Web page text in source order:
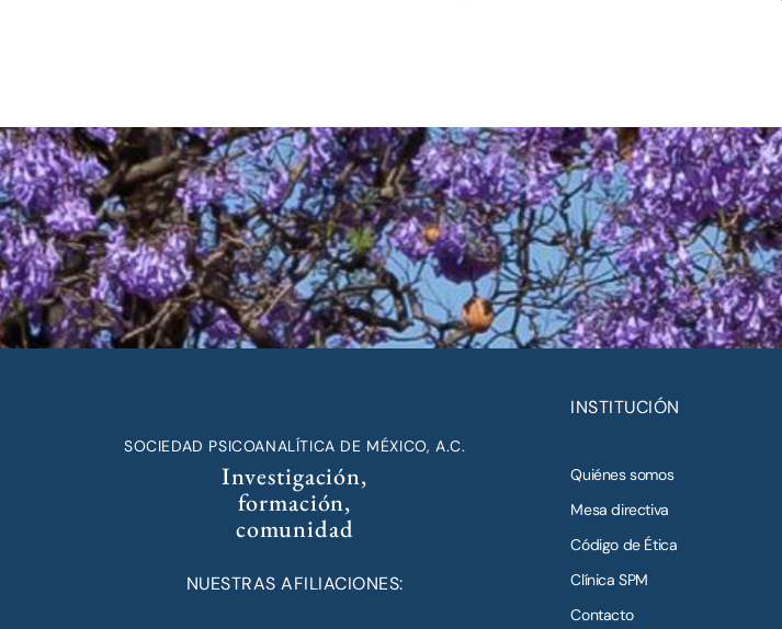
SOCIEDAD PSICOANALÍTICA DE MÉXICO, A.C.
Investigación,
formación,
comunidad
NUESTRAS AFILIACIONES:
INSTITUCIÓN
Quiénes somos
Mesa directiva
Código de Ética
Clínica SPM
Contacto